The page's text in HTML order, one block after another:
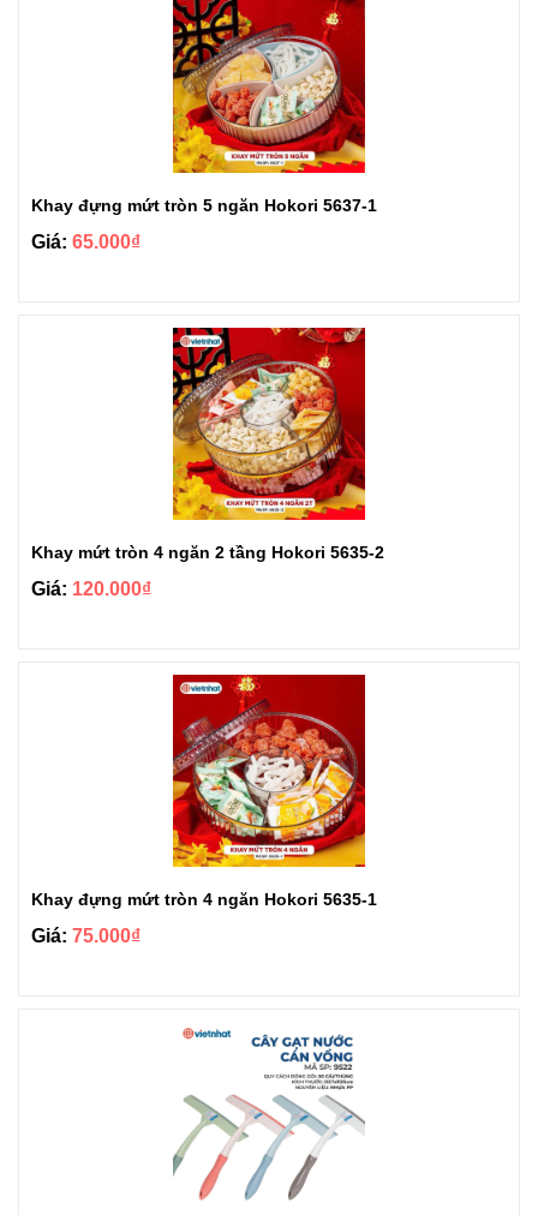
Khay đựng mứt tròn 5 ngăn Hokori 5637-1
Giá: 65.000₫
Khay mứt tròn 4 ngăn 2 tầng Hokori 5635-2
Giá: 120.000₫
Khay đựng mứt tròn 4 ngăn Hokori 5635-1
Giá: 75.000₫